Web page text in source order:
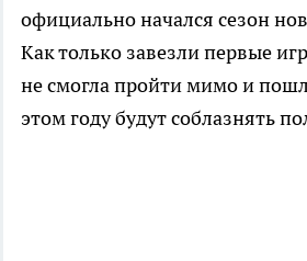
официально начался сезон
Как только завезли первые
не смогла пройти мимо и
этом году будут соблазнять